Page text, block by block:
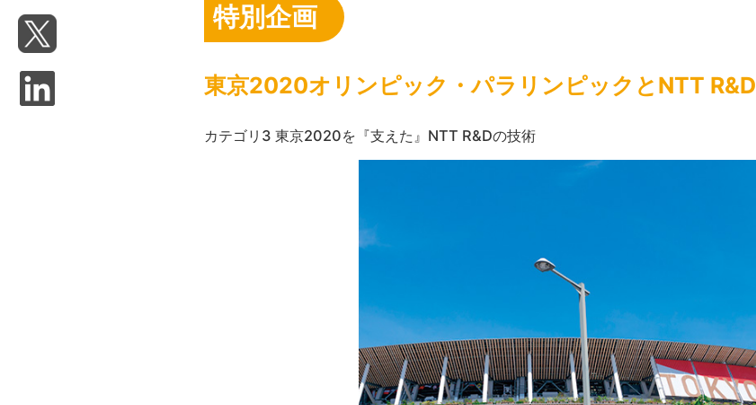
特別企画
東京2020オリンピック・パラリンピックとNTT R&D
カテゴリ3 東京2020を『支えた』NTT R&Dの技術